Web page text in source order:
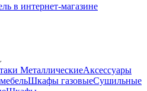
в интернет-магазине
МеталлическиеАксессуары
Шкафы газовыеСушильные